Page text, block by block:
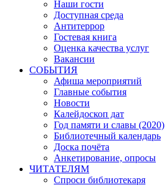
Наши гости
Доступная среда
Антитеррор
Гостевая книга
Оценка качества услуг
Вакансии
СОБЫТИЯ
Афиша мероприятий
Главные события
Новости
Калейдоскоп дат
Год памяти и славы (2020)
Библиотечный календарь
Доска почёта
Анкетирование, опросы
ЧИТАТЕЛЯМ
Спроси библиотекаря